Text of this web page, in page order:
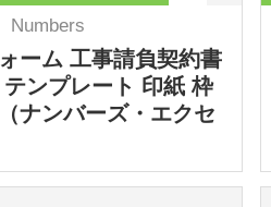
Numbers
ーム 工事請負契約書
ンプレート 印紙 枠
ナンバーズ・エクセ